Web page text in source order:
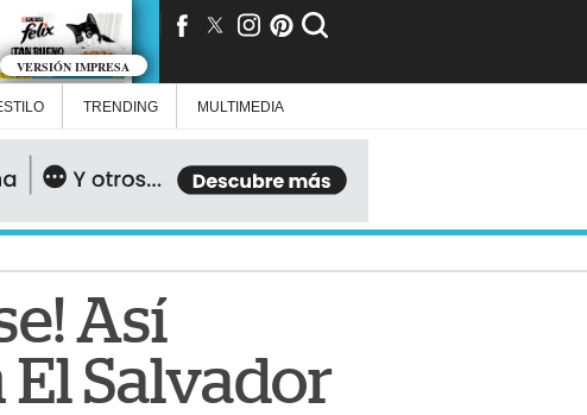
VERSIÓN IMPRESA
TRENDING MULTIMEDIA
Así
Salvador